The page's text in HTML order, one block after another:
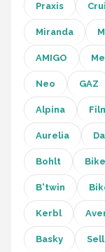
Praxis
Miranda
AMIGO
Neo GAZ
Alpina
Aurelia
Bohlt
B'twin
Kerbl
Basky